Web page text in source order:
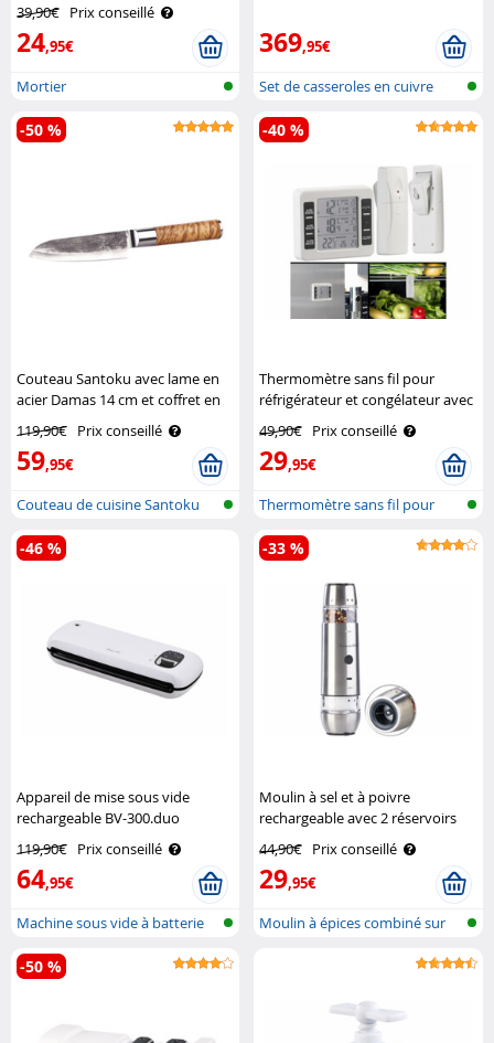
39,90€ Prix conseillé
24,95€
Mortier
369,95€
Set de casseroles en cuivre
Couteau Santoku avec lame en
acier Damas 14 cm et coffret en
bois Tokio Kitchenware
119,90€ Prix conseillé
59,95€
-50 %
Couteau de cuisine Santoku
Thermomètre sans fil pour
réfrigérateur et congélateur avec
2 capteurs Rosenstein & Söhne
49,90€ Prix conseillé
29,95€
-40 %
Thermomètre sans fil pour
réfrigéra..
Appareil de mise sous vide
rechargeable BV-300.duo
119,90€ Prix conseillé
64,95€
-46 %
Machine sous vide à batterie
2en1 p..
Moulin à sel et à poivre
rechargeable avec 2 réservoirs
Rosenstein & Söhne
44,90€ Prix conseillé
29,95€
-33 %
Moulin à épices combiné sur
-50 %